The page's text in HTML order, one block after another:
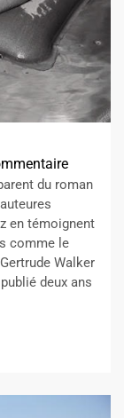
du roman
en témoignent
comme le
Walker
deux ans